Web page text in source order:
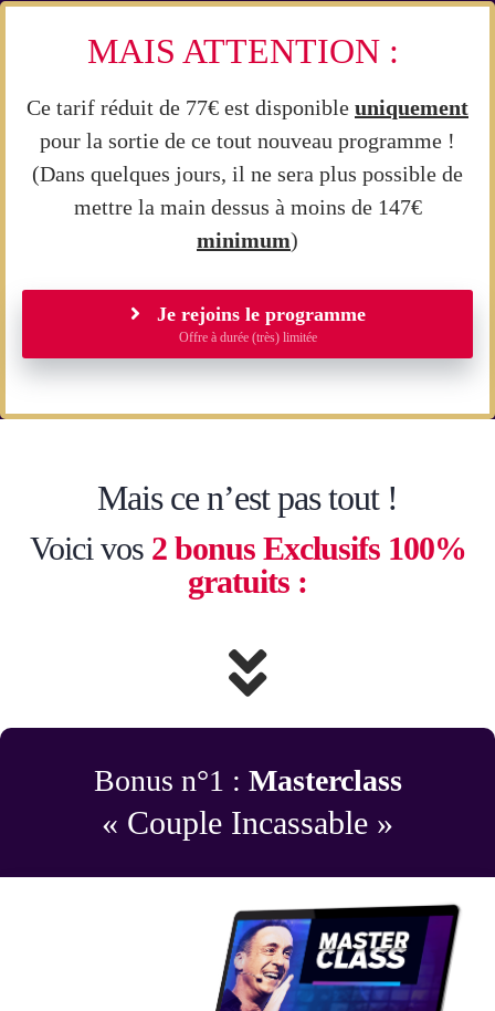
MAIS ATTENTION :
Ce tarif réduit de 77€ est disponible uniquement
pour la sortie de ce tout nouveau programme !
(Dans quelques jours, il ne sera plus possible de
mettre la main dessus à moins de 147€
minimum)
Je rejoins le programme
Offre à durée (très) limitée
Mais ce n’est pas tout !
Voici vos 2 bonus Exclusifs 100%
gratuits :
Bonus n°1 : Masterclass
« Couple Incassable »